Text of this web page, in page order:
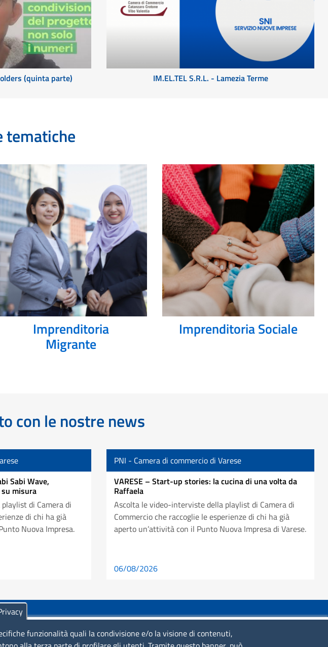
(quinta parte) IM.EL.TEL S.R.L. - Lamezia Terme
tematiche
Imprenditoria
Migrante
Imprenditoria Sociale
con le nostre news
Sabi Wave,
misura
di Camera di
di chi ha già
Nuova Impresa.
PNI - Camera di commercio di Varese
VARESE – Start-up stories: la cucina di una volta da
Raffaela
Ascolta le video-interviste della playlist di Camera di
Commercio che raccoglie le esperienze di chi ha già
aperto un’attività con il Punto Nuova Impresa di Varese.
06/08/2026
SERVIZIO REALIZZATO DA
funzionalità quali la condivisione e/o la visione di contenuti,